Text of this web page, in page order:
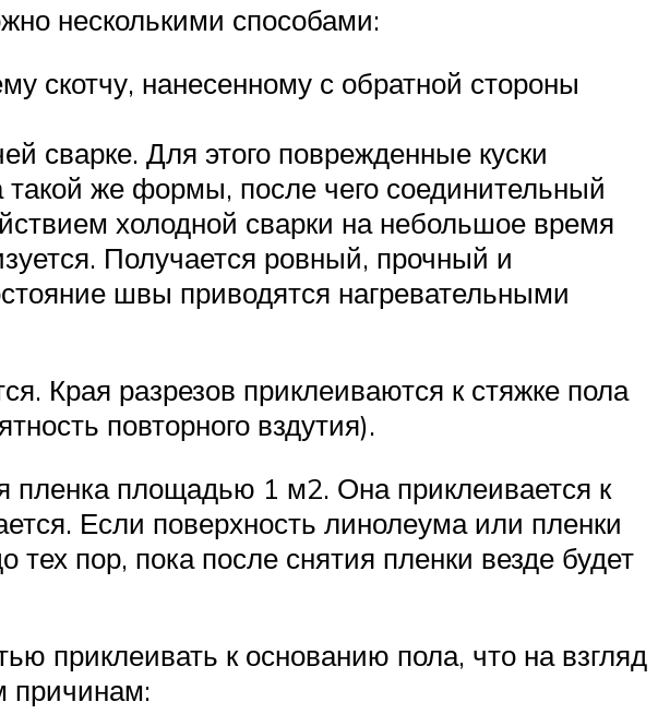
несколькими способами:
скотчу, нанесенному с обратной стороны
сварке. Для этого поврежденные куски
же формы, после чего соединительный
холодной сварки на небольшое время
Получается ровный, прочный и
швы приводятся нагревательными
Края разрезов приклеиваются к стяжке пола
повторного вздутия).
пленка площадью 1 м2. Она приклеивается к
Если поверхность линолеума или пленки
пор, пока после снятия пленки везде будет
приклеивать к основанию пола, что на взгляд
причинам: